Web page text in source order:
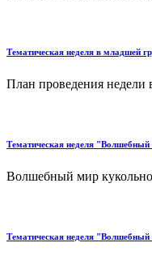
Тематическая неделя в младшей
План проведения недели
Тематическая неделя "Волшебный
Волшебный мир
Тематическая неделя "Волшебный